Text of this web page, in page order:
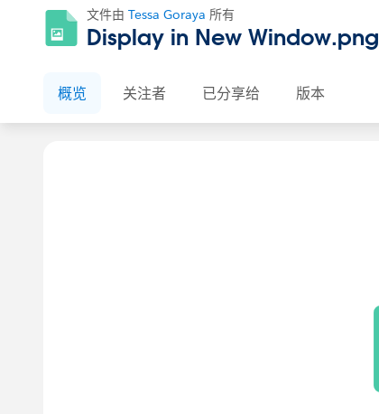
文件由 Tessa Goraya 所有
Display in New Window.png
概览 关注者 已分享给 版本